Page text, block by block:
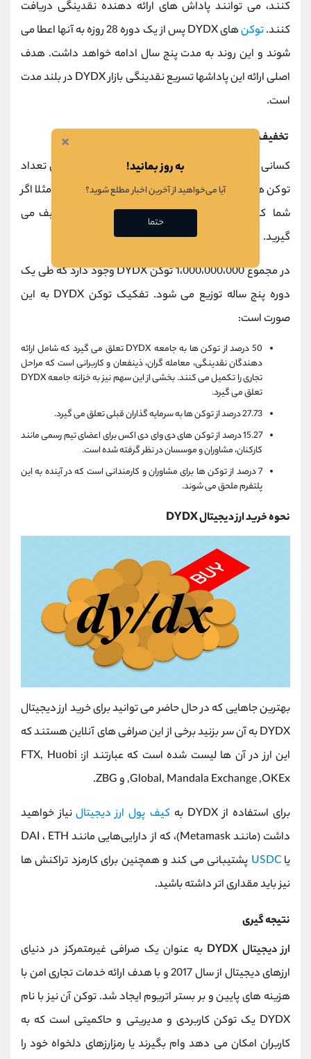
کنند، می توانند پاداش های ارائه دهنده نقدینگی دریافت
کنند.توکن
های DYDX پس از یک دوره 28 روزه به آنها اعطا می
شوند و این روند به مدت پنج سال ادامه خواهد داشت. هدف
اصلی ارائه این پاداشها تسریع نقدینگی بازار DYDX در بلند مدت
است.
تخفیف در هزینه معاملات
کسانی که توکن DYDX را در کیف پول خود دارند به ازای تعداد
توکن ها، تخفیف در هزینه معاملاتی دریافت می کنند. مثلا اگر
شما کمتر از 10000 توکن داشته باشید 15 درصد تخفیف می
گیرید.
در مجموع 1،000،000،000 توکن DYDX وجود دارد که طی یک
دوره پنج ساله توزیع می شود. تفکیک توکن DYDX به این
صورت است:
50 درصد از توکن ها به جامعه DYDX تعلق می گیرد که شامل ارائه
دهندگان نقدینگی، معامله گران، ذینفعان و کاربرانی است که مراحل
تجاری را تکمیل می کنند. بخشی از این سهم نیز به خزانه جامعه DYDX
تعلق می گیرد.
27.73 درصد از توکن ها به سرمایه گذاران قبلی تعلق می گیرد.
15.27 درصد از توکن های دی وای دی اکس برای اعضای تیم رسمی مانند
کارکنان، مشاوران و موسسان در نظر گرفته شده است.
7 درصد از توکن ها برای مشاوران و کارمندانی است که در آینده به این
پلتفرم ملحق می شوند.
نحوه خرید ارز دیجیتال DYDX
بهترین جاهایی که در حال حاضر می توانید برای خرید ارز دیجیتال
DYDX به آن سر بزنید برخی از این صرافی های آنلاین هستند که
این ارز در آن ها لیست شده است که عبارتند از: FTX, Huobi
Global, Mandala Exchange ,OKEx, و ZBG.
برای استفاده از DYDX به
کیف پول ارز دیجیتالنیاز خواهید
داشت (مانند Metamask)، که از دارایی‌هایی مانند DAI ، ETH
یاUSDC پشتیبانی می کند و همچنین برای کارمزد تراکنش ها
نیز باید مقداری اتر داشته باشید.
نتیجه گیری
ارز دیجیتال DYDX
به عنوان یک صرافی غیرمتمرکز در دنیای
ارزهای دیجیتال از سال 2017 و با هدف ارائه خدمات تجاری امن با
هزینه های پایین و بر بستر اتریوم ایجاد شد. توکن آن نیز با نام
DYDX یک توکن کاربردی و مدیریتی و حاکمیتی است که به
کاربران امکان می دهد وام بگیرند یا رمزارزهای دلخواه خود را
×
به روز بمانید!
آیا می‌خواهید از آخرین اخبار مطلع شوید؟
حتما